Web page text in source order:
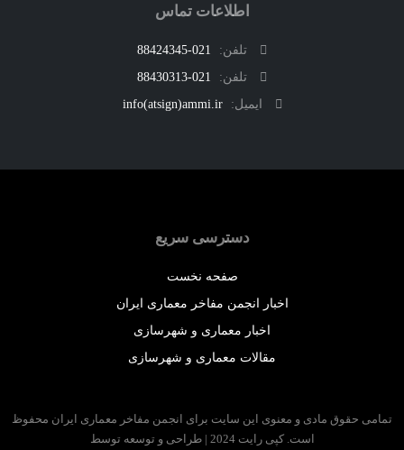
اطلاعات تماس
تلفن:
021-88424345
تلفن:
021-88430313
ایمیل:
info(atsign)ammi.ir
دسترسی سریع
صفحه نخست
اخبار انجمن مفاخر معماری ایران
اخبار معماری و شهرسازی
مقالات معماری و شهرسازی
حقوق مادی و معنوی این سایت برای انجمن مفاخر معماری ایران محفوظ
است. کپی رایت 2024 | طراحی و توسعه توسط